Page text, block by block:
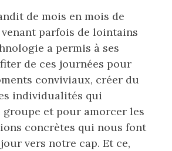
de mois en mois de
parfois de lointains
a permis à ses
de ces journées pour
conviviaux, créer du
individualités qui
et pour amorcer les
concrètes qui nous font
vers notre cap. Et ce,